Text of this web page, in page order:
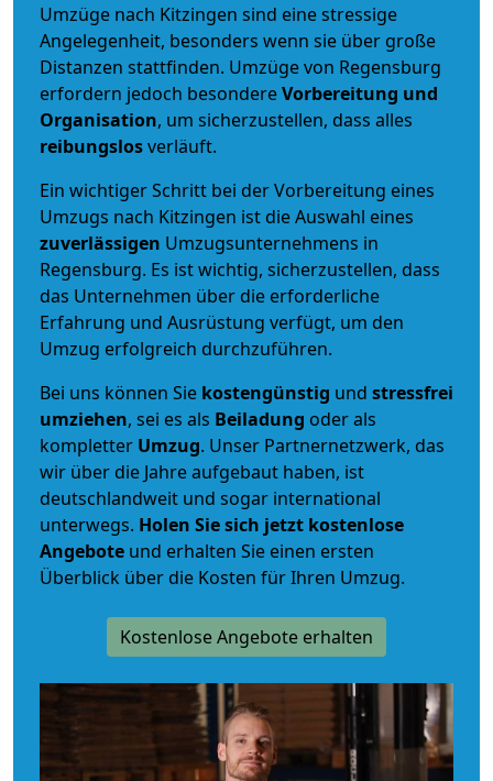
Umzüge nach Kitzingen sind eine stressige
Angelegenheit, besonders wenn sie über große
Distanzen stattfinden. Umzüge von Regensburg
erfordern jedoch besondereVorbereitung und
Organisation, um sicherzustellen, dass alles
reibungslosverläuft.
Ein wichtiger Schritt bei der Vorbereitung eines
Umzugs nach Kitzingen ist die Auswahl eines
zuverlässigen Umzugsunternehmens in
Regensburg. Es ist wichtig, sicherzustellen, dass
das Unternehmen über die erforderliche
Erfahrung und Ausrüstung verfügt, um den
Umzug erfolgreich durchzuführen.
Bei uns können Sie kostengünstig und stressfrei
umziehen, sei es als Beiladung oder als
kompletter Umzug. Unser Partnernetzwerk, das
wir über die Jahre aufgebaut haben, ist
deutschlandweit und sogar international
unterwegs. Holen Sie sich jetzt kostenlose
Angebote und erhalten Sie einen ersten
Überblick über die Kosten für Ihren Umzug.
Kostenlose Angebote erhalten